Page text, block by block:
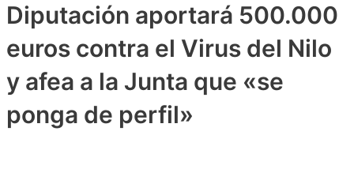
Diputación aportará 500.000
euros contra el Virus del Nilo
y afea a la Junta que «se
ponga de perfil»